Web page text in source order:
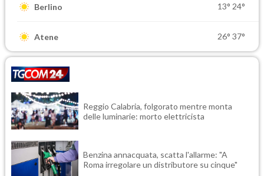
Berlino 13° 24°
Atene 26° 37°
Reggio Calabria, folgorato mentre monta
delle luminarie: morto elettricista
Benzina annacquata, scatta l'allarme: "A
Roma irregolare un distributore su cinque"